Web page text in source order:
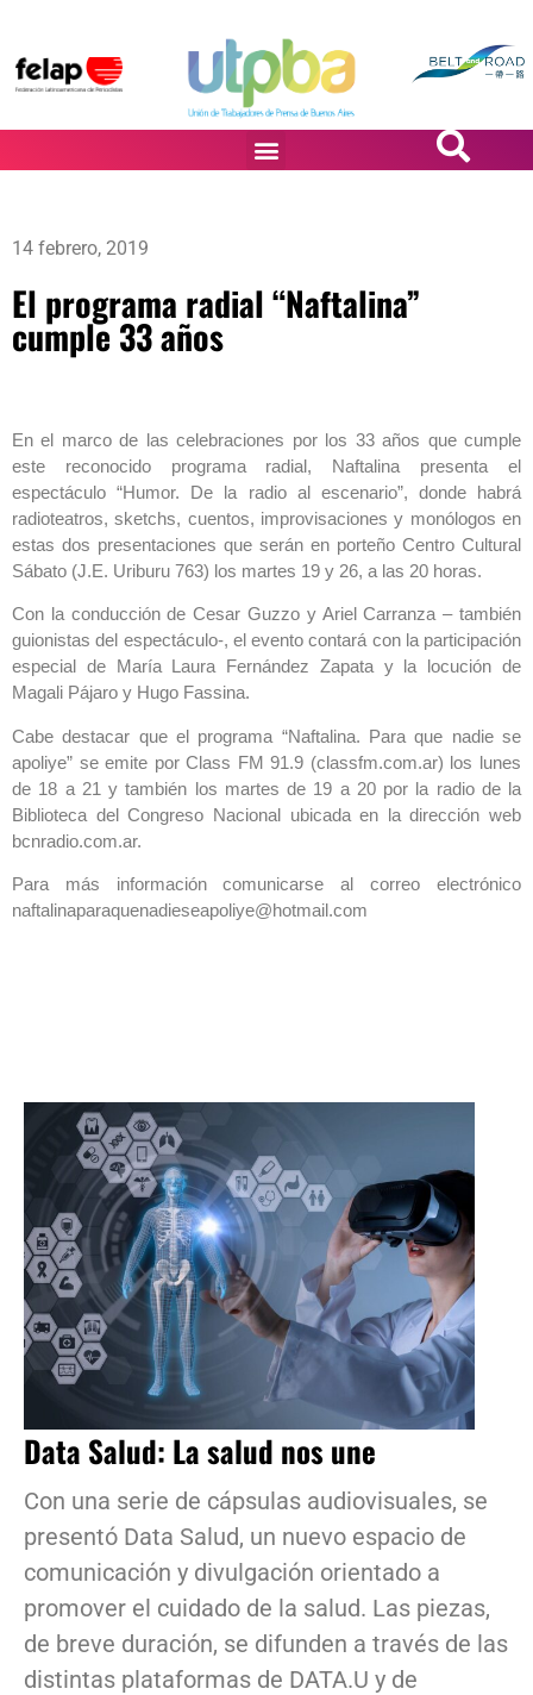
14 febrero, 2019
El programa radial “Naftalina”
cumple 33 años
En el marco de las celebraciones por los 33 años que cumple
este reconocido programa radial, Naftalina presenta el
espectáculo “Humor. De la radio al escenario”, donde habrá
radioteatros, sketchs, cuentos, improvisaciones y monólogos en
estas dos presentaciones que serán en porteño Centro Cultural
Sábato (J.E. Uriburu 763) los martes 19 y 26, a las 20 horas.
Con la conducción de Cesar Guzzo y Ariel Carranza – también
guionistas del espectáculo-, el evento contará con la participación
especial de María Laura Fernández Zapata y la locución de
Magali Pájaro y Hugo Fassina.
Cabe destacar que el programa “Naftalina. Para que nadie se
apoliye” se emite por Class FM 91.9 (classfm.com.ar) los lunes
de 18 a 21 y también los martes de 19 a 20 por la radio de la
Biblioteca del Congreso Nacional ubicada en la dirección web
bcnradio.com.ar.
Para más información comunicarse al correo electrónico
naftalinaparaquenadieseapoliye@hotmail.com
Data Salud: La salud nos une
Con una serie de cápsulas audiovisuales, se
presentó Data Salud, un nuevo espacio de
comunicación y divulgación orientado a
promover el cuidado de la salud. Las piezas,
de breve duración, se difunden a través de las
distintas plataformas de DATA.U y de